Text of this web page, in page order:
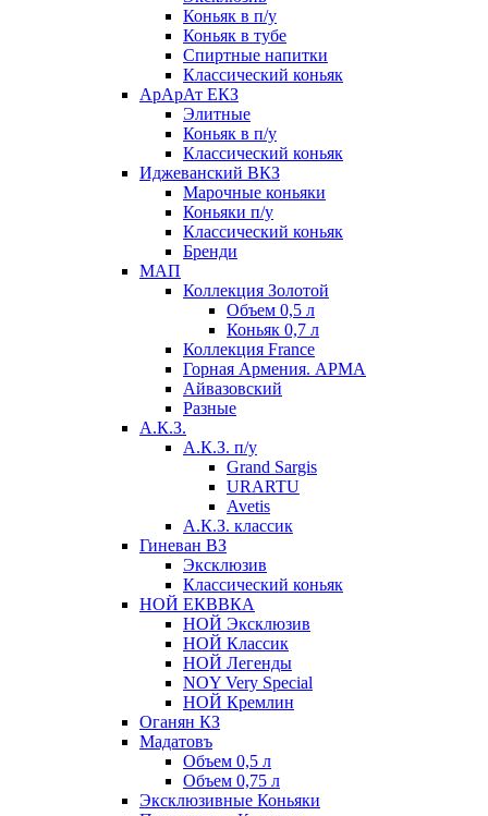
Коньяк в п/у
Коньяк в тубе
Спиртные напитки
Классический коньяк
АрАрАт ЕКЗ
Элитные
Коньяк в п/у
Классический коньяк
Иджеванский ВКЗ
Марочные коньяки
Коньяки п/у
Классический коньяк
Бренди
МАП
Коллекция Золотой
Объем 0,5 л
Коньяк 0,7 л
Коллекция France
Горная Армения. АРМА
Айвазовский
Разные
А.К.З.
А.К.З. п/у
Grand Sargis
URARTU
Avetis
А.К.З. классик
Гиневан ВЗ
Эксклюзив
Классический коньяк
НОЙ ЕКВВКА
НОЙ Эксклюзив
НОЙ Классик
НОЙ Легенды
NOY Very Speсial
НОЙ Кремлин
Оганян КЗ
Мадатовъ
Объем 0,5 л
Объем 0,75 л
Эксклюзивные Коньяки